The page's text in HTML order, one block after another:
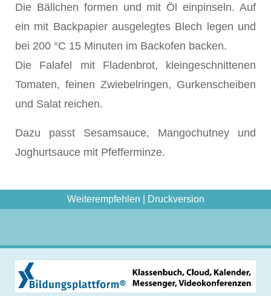
Die Bällchen formen und mit Öl einpinseln. Auf
ein mit Backpapier ausgelegtes Blech legen und
bei 200 °C 15 Minuten im Backofen backen.
Die Falafel mit Fladenbrot, kleingeschnittenen
Tomaten, feinen Zwiebelringen, Gurkenscheiben
und Salat reichen.
Dazu passt Sesamsauce, Mangochutney und
Joghurtsauce mit Pfefferminze.
Weiterempfehlen Druckversion